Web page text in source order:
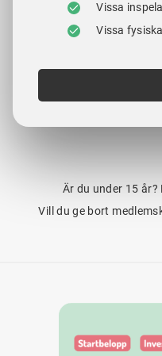
Vissa
Vissa
Är du under 15 år?
Vill du ge bort